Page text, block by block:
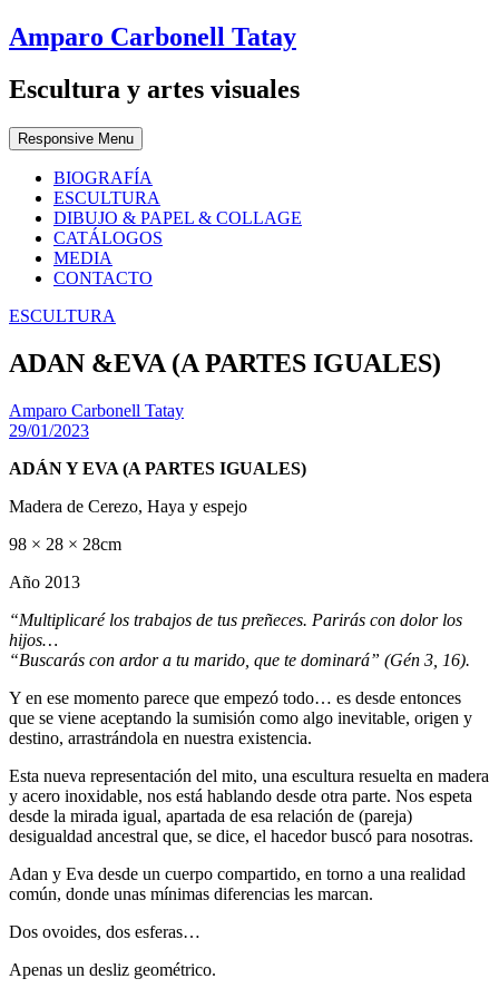
Amparo Carbonell Tatay
Escultura y artes visuales
Responsive Menu
BIOGRAFÍA
ESCULTURA
DIBUJO & PAPEL & COLLAGE
CATÁLOGOS
MEDIA
CONTACTO
ESCULTURA
ADAN &EVA (A PARTES IGUALES)
Amparo Carbonell Tatay
29/01/2023
ADÁN Y EVA (A PARTES IGUALES)
Madera de Cerezo, Haya y espejo
98 × 28 × 28cm
Año 2013
“Multiplicaré los trabajos de tus preñeces. Parirás con dolor los
hijos…
“Buscarás con ardor a tu marido, que te dominará” (Gén 3, 16).
Y en ese momento parece que empezó todo… es desde entonces
que se viene aceptando la sumisión como algo inevitable, origen y
destino, arrastrándola en nuestra existencia.
Esta nueva representación del mito, una escultura resuelta en madera
y acero inoxidable, nos está hablando desde otra parte. Nos espeta
desde la mirada igual, apartada de esa relación de (pareja)
desigualdad ancestral que, se dice, el hacedor buscó para nosotras.
Adan y Eva desde un cuerpo compartido, en torno a una realidad
común, donde unas mínimas diferencias les marcan.
Dos ovoides, dos esferas…
Apenas un desliz geométrico.